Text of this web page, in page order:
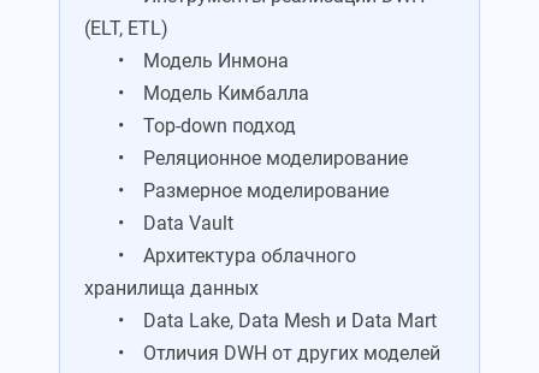
(ELT, ETL)
• Модель Инмона
• Модель Кимбалла
• Top-down подход
• Реляционное моделирование
• Размерное моделирование
• Data Vault
• Архитектура облачного
хранилища данных
• Data Lake, Data Mesh и Data Mart
• Отличия DWH от других моделей